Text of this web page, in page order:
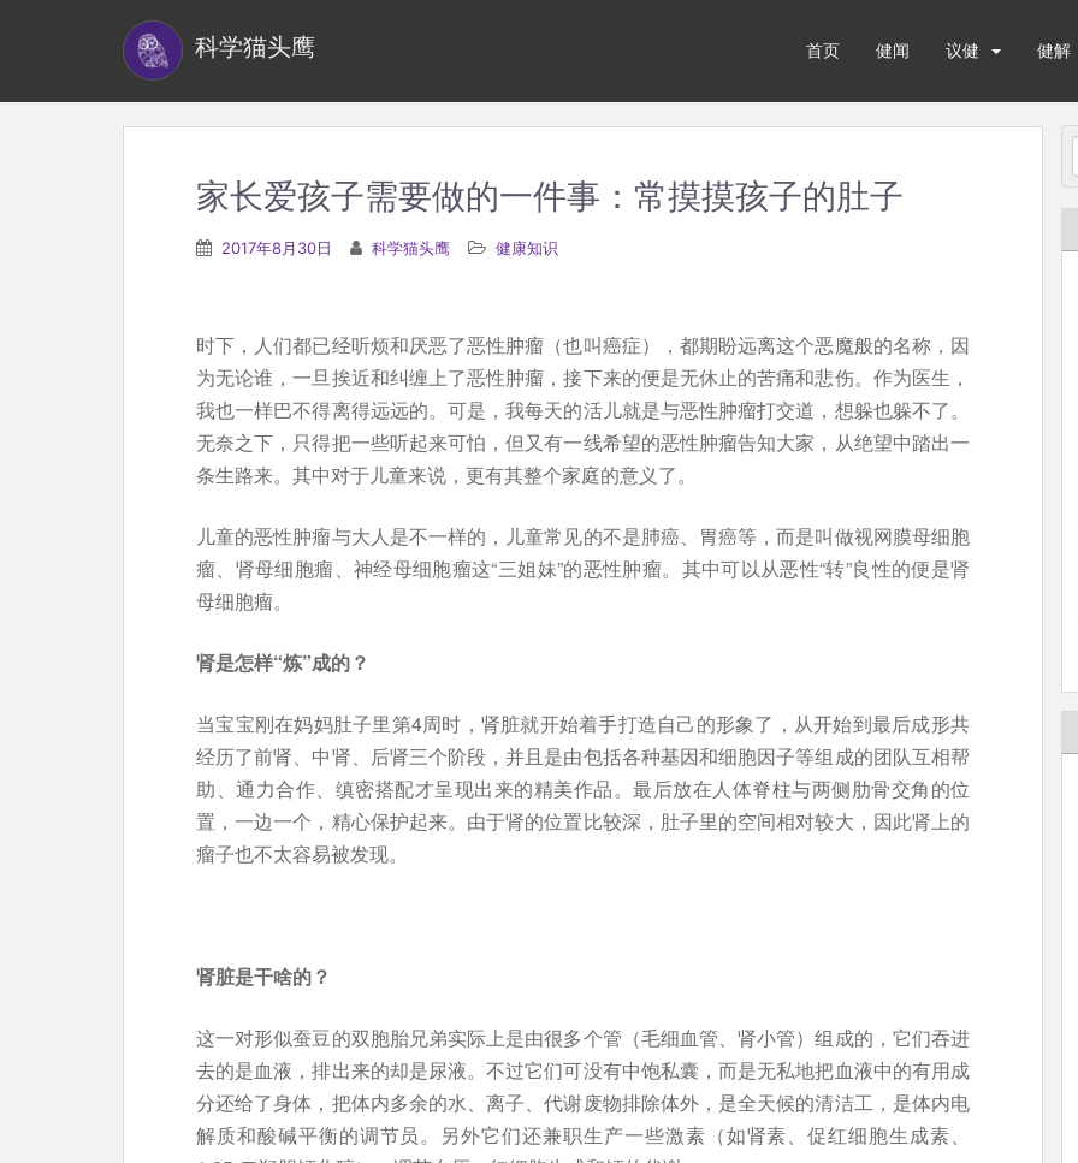
科学猫头鹰 首页 健闻 议健 健解
家长爱孩子需要做的一件事：常摸摸孩子的肚子
2017年8月30日 科学猫头鹰 健康知识
时下，人们都已经听烦和厌恶了恶性肿瘤（也叫癌症），都期盼远离这个恶魔般的名称，因
为无论谁，一旦挨近和纠缠上了恶性肿瘤，接下来的便是无休止的苦痛和悲伤。作为医生，
我也一样巴不得离得远远的。可是，我每天的活儿就是与恶性肿瘤打交道，想躲也躲不了。
无奈之下，只得把一些听起来可怕，但又有一线希望的恶性肿瘤告知大家，从绝望中踏出一
条生路来。其中对于儿童来说，更有其整个家庭的意义了。
儿童的恶性肿瘤与大人是不一样的，儿童常见的不是肺癌、胃癌等，而是叫做视网膜母细胞
瘤、肾母细胞瘤、神经母细胞瘤这“三姐妹”的恶性肿瘤。其中可以从恶性“转”良性的便是肾
母细胞瘤。
肾是怎样“炼”成的？
当宝宝刚在妈妈肚子里第4周时，肾脏就开始着手打造自己的形象了，从开始到最后成形共
经历了前肾、中肾、后肾三个阶段，并且是由包括各种基因和细胞因子等组成的团队互相帮
助、通力合作、缜密搭配才呈现出来的精美作品。最后放在人体脊柱与两侧肋骨交角的位
置，一边一个，精心保护起来。由于肾的位置比较深，肚子里的空间相对较大，因此肾上的
瘤子也不太容易被发现。
肾脏是干啥的？
这一对形似蚕豆的双胞胎兄弟实际上是由很多个管（毛细血管、肾小管）组成的，它们吞进
去的是血液，排出来的却是尿液。不过它们可没有中饱私囊，而是无私地把血液中的有用成
分还给了身体，把体内多余的水、离子、代谢废物排除体外，是全天候的清洁工，是体内电
解质和酸碱平衡的调节员。另外它们还兼职生产一些激素（如肾素、促红细胞生成素、